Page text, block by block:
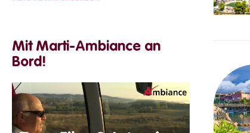
Mit Marti-Ambiance an
Bord!